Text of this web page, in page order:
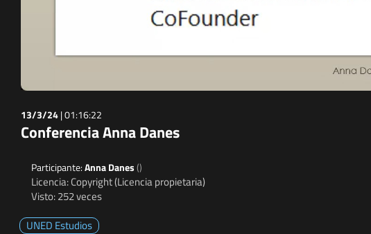
13/3/24|01:16:22
Conferencia Anna Danes
Participante:Anna Danes()
Licencia: Copyright (Licencia propietaria)
Visto: 252 veces
UNED Estudios